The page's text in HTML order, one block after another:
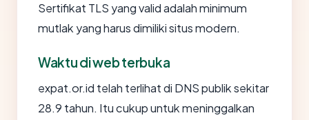
Sertifikat TLS yang valid adalah minimum
mutlak yang harus dimiliki situs modern.
Waktu di web terbuka
expat.or.id telah terlihat di DNS publik sekitar
28.9 tahun. Itu cukup untuk meninggalkan